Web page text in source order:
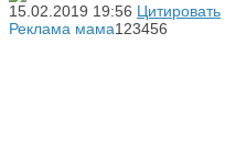
15.02.2019 19:56 Цитировать
Реклама мама123456